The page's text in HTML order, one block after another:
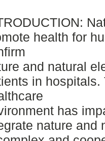
health for
and natural
in
has
nature and